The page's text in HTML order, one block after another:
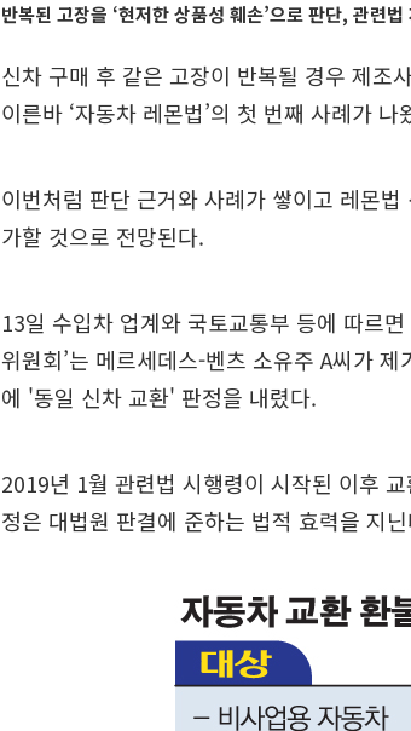
반복된 고장을 ‘현저한 상품성 훼손’으로 판단, 관련
신차 구매 후 같은 고장이 반복될 경우 제조
이른바 ‘자동차 레몬법’의 첫 번째 사례가 나
이번처럼 판단 근거와 사례가 쌓이고 레몬
가할 것으로 전망된다.
13일 수입차 업계와 국토교통부 등에 따르
위원회’는 메르세데스-벤츠 소유주 A씨가
에 '동일 신차 교환' 판정을 내렸다.
2019년 1월 관련법 시행령이 시작된 이후
정은 대법원 판결에 준하는 법적 효력을 지